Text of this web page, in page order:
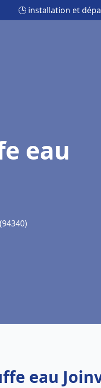
🕒 installation et
eau
eau